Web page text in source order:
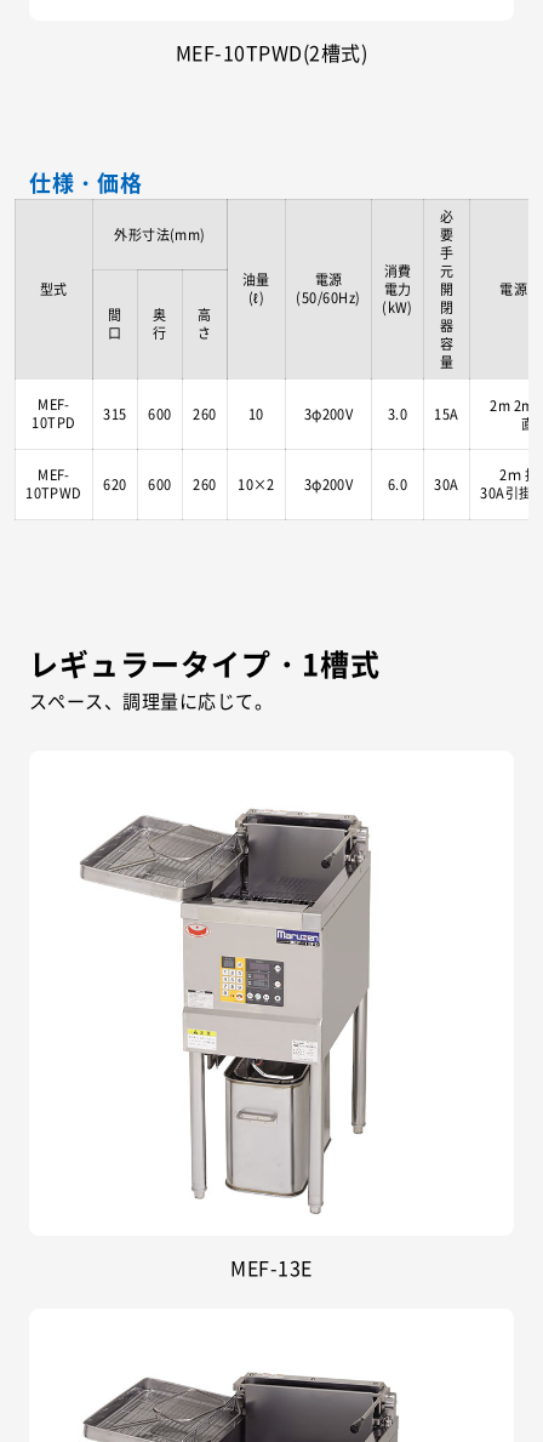
MEF-10TPWD(2槽式)
仕様・価格
型式
外形寸法(mm)
油量
(ℓ)
電源
(50/60Hz)
消費
電力
(kW)
必
要
手
元
開
閉
器
容
量
電源
間
口
奥
行
高
さ
MEF-
10TPD
315 600 260 10 3φ200V 3.0 15A
2m
直
MEF-
10TPWD
620 600 260 10×2 3φ200V 6.0 30A
2ｍ 接
30A引掛
レギュラータイプ・1槽式
スペース、調理量に応じて。
MEF-13E